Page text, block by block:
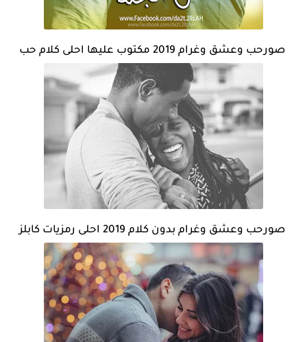
صورحب وعشق وغرام 2019 مكتوب عليها احلى كلام حب
صورحب وعشق وغرام بدون كلام 2019 احلى رمزيات كابلز